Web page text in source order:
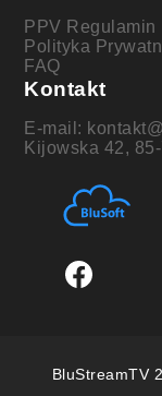
PPV Regulamin
Polityka
FAQ
Kontakt
E-mail:
Kijowska 42,
BluStreamTV